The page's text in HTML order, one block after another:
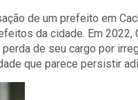
de um prefeito em
da cidade. Em 2022,
de seu cargo por
que parece persistir